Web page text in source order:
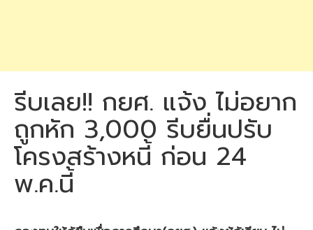
รีบเลย!! กยศ. แจ้ง ไม่อยาก
ถูกหัก 3,000 รีบยื่นปรับ
โครงสร้างหนี้ ก่อน 24
พ.ค.นี้